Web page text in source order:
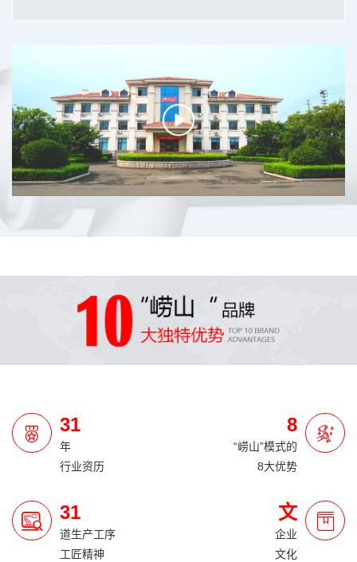
31
年
行业资历
8
“崂山”模式的
8大优势
31
道生产工序
工匠精神
文
企业
文化